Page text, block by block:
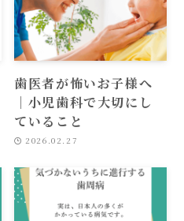
歯医者が怖いお子様へ
｜小児歯科で大切にし
ていること
2026.02.27